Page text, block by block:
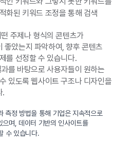
화된 키워드 조정을 통해 검색
떤 주제나 형식의 콘텐츠가
좋았는지 파악하여, 향후 콘텐츠
를 선정할 수 있습니다.
를 바탕으로 사용자들이 원하는
있도록 웹사이트 구조나 디자인을
.
측정 방법을 통해 기업은 지속적으로
으며, 데이터 기반의 인사이트를
수 있습니다.